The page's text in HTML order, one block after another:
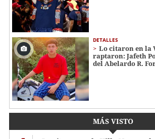
DETALLES
Lo citaron en la
raptaron: Jafeth
del Abelardo R.
MÁS VISTO